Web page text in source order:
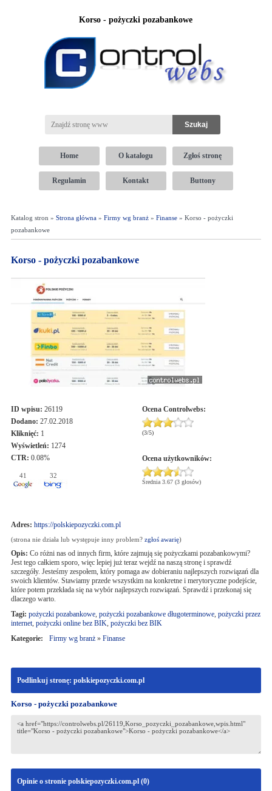
Korso - pożyczki pozabankowe
Home O katalogu Zgłoś stronę
Regulamin Kontakt Buttony
Katalog stron » Strona główna» Firmy wg branż» Finanse» Korso - pożyczki
pozabankowe
Korso - pożyczki pozabankowe
ID wpisu: 26119
Dodano: 27.02.2018
Kliknięć: 1
Wyświetleń: 1274
CTR: 0.08%
41 32
Ocena Controlwebs:
(3/5)
Ocena użytkowników:
Średnia 3.67 (3 głosów)
Adres: https://polskiepozyczki.com.pl
(strona nie działa lub występuje inny problem? zgłoś awarię)
Opis: Co różni nas od innych firm, które zajmują się pożyczkami pozabankowymi?
Jest tego całkiem sporo, więc lepiej już teraz wejdź na naszą stronę i sprawdź
szczegóły. Jesteśmy zespołem, który pomaga aw dobieraniu najlepszych rozwiązań dla
swoich klientów. Stawiamy przede wszystkim na konkretne i merytoryczne podejście,
które potem przekłada się na wybór najlepszych rozwiązań. Sprawdź i przekonaj się
dlaczego warto.
Tagi: pożyczki pozabankowe, pożyczki pozabankowe długoterminowe, pożyczki przez
internet, pożyczki online bez BIK, pożyczki bez BIK
Kategorie:
Firmy wg branż» Finanse
Podlinkuj stronę: polskiepozyczki.com.pl
Korso - pożyczki pozabankowe
Opinie o stronie polskiepozyczki.com.pl (0)